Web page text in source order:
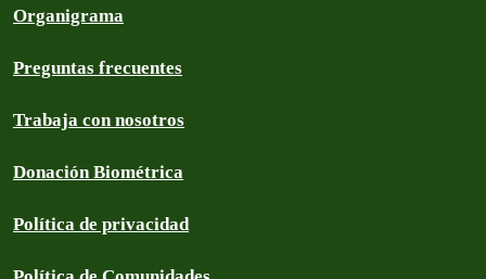
Organigrama
Preguntas frecuentes
Trabaja con nosotros
Donación Biométrica
Política de privacidad